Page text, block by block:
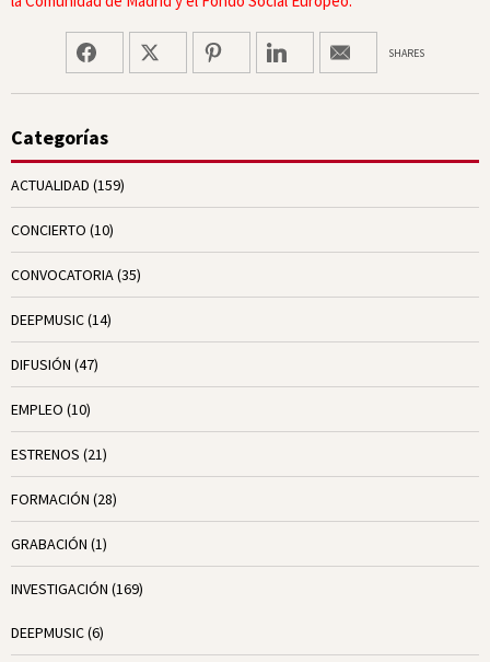
SHARES
Categorías
ACTUALIDAD (159)
CONCIERTO (10)
CONVOCATORIA (35)
DEEPMUSIC(14)
DIFUSIÓN (47)
EMPLEO (10)
ESTRENOS (21)
FORMACIÓN (28)
GRABACIÓN (1)
INVESTIGACIÓN (169)
DEEPMUSIC(6)